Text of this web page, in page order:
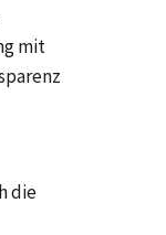
mit
die